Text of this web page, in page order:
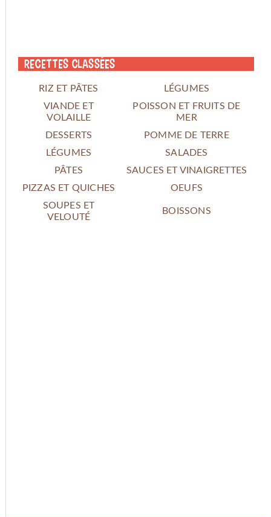
Recettes classées
RIZ ET PÂTES
LÉGUMES
VIANDE ET
VOLAILLE
POISSON ET FRUITS DE
MER
DESSERTS
POMME DE TERRE
LÉGUMES
SALADES
PÂTES
SAUCES ET VINAIGRETTES
PIZZAS ET QUICHES
OEUFS
SOUPES ET
VELOUTÉ
BOISSONS